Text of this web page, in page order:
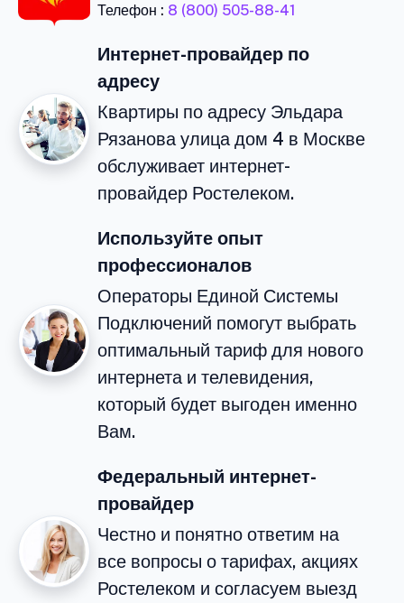
Телефон : 8 (800) 505-88-41
Интернет-провайдер по
адресу
Квартиры по адресу Эльдара
Рязанова улица дом 4 в Москве
обслуживает интернет-
провайдер Ростелеком.
Используйте опыт
профессионалов
Операторы Единой Системы
Подключений помогут выбрать
оптимальный тариф для нового
интернета и телевидения,
который будет выгоден именно
Вам.
Федеральный интернет-
провайдер
Честно и понятно ответим на
все вопросы о тарифах, акциях
Ростелеком и согласуем выезд